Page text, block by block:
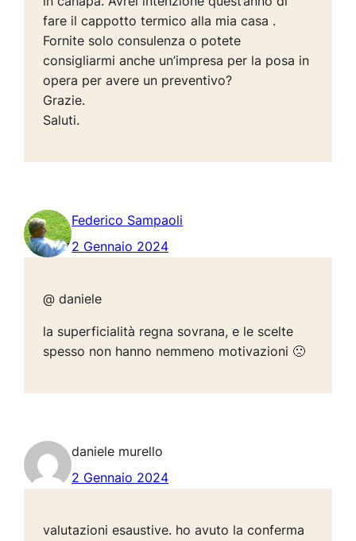
fare il cappotto termico alla mia casa .
Fornite solo consulenza o potete
consigliarmi anche un’impresa per la posa in
opera per avere un preventivo?
Grazie.
Saluti.
Federico Sampaoli
2 Gennaio 2024
@ daniele
la superficialità regna sovrana, e le scelte
spesso non hanno nemmeno motivazioni 🙁
daniele murello
2 Gennaio 2024
valutazioni esaustive. ho avuto la conferma